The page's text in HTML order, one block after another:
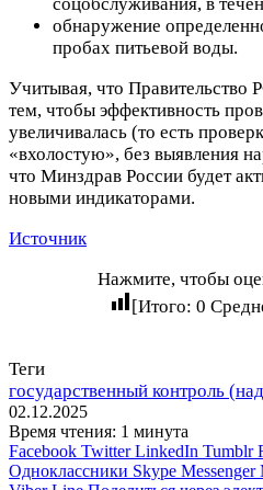
обнаружение
пробах питьевой воды.
Учитывая, что Правительство
тем, чтобы эффективность
увеличивалась (то есть
«вхолостую», без выявления
что Минздрав России будет
новыми индикаторами.
Источник
Нажмите, чтобы
[Итого: 0
Теги
государственный контроль
02.12.2025
Время чтения: 1 минута
Facebook Twitter LinkedIn Tumblr
Одноклассники Skype Messenger